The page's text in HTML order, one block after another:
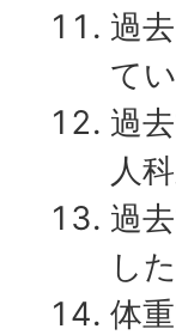
過
て
過
人
過
し
体